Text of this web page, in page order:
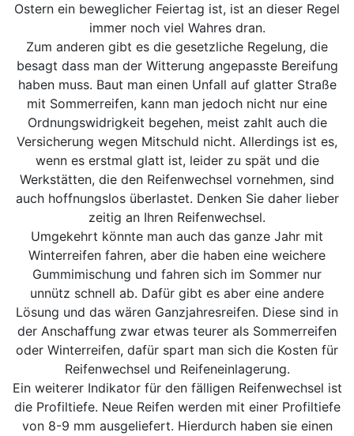
Ostern ein beweglicher Feiertag ist, ist an dieser Regel
immer noch viel Wahres dran.
Zum anderen gibt es die gesetzliche Regelung, die
besagt dass man der Witterung angepasste Bereifung
haben muss. Baut man einen Unfall auf glatter Straße
mit Sommerreifen, kann man jedoch nicht nur eine
Ordnungswidrigkeit begehen, meist zahlt auch die
Versicherung wegen Mitschuld nicht. Allerdings ist es,
wenn es erstmal glatt ist, leider zu spät und die
Werkstätten, die den Reifenwechsel vornehmen, sind
auch hoffnungslos überlastet. Denken Sie daher lieber
zeitig an Ihren Reifenwechsel.
Umgekehrt könnte man auch das ganze Jahr mit
Winterreifen fahren, aber die haben eine weichere
Gummimischung und fahren sich im Sommer nur
unnütz schnell ab. Dafür gibt es aber eine andere
Lösung und das wären Ganzjahresreifen. Diese sind in
der Anschaffung zwar etwas teurer als Sommerreifen
oder Winterreifen, dafür spart man sich die Kosten für
Reifenwechsel und Reifeneinlagerung.
Ein weiterer Indikator für den fälligen Reifenwechsel ist
die Profiltiefe. Neue Reifen werden mit einer Profiltiefe
von 8-9 mm ausgeliefert. Hierdurch haben sie einen